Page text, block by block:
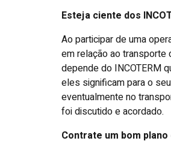
Esteja ciente dos
Ao participar de uma
em relação ao transporte
depende do INCOTERM
eles significam para o
eventualmente no
foi discutido e acordado.
Contrate um bom